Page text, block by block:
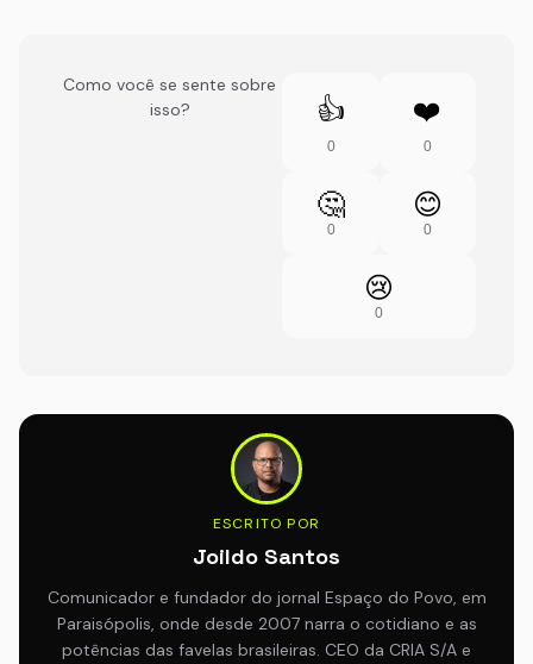
Como você se sente sobre
isso?
👍
0
❤️
0
🤔
0
😊
0
😢
0
ESCRITO POR
Joildo Santos
Comunicador e fundador do jornal Espaço do Povo, em
Paraisópolis, onde desde 2007 narra o cotidiano e as
potências das favelas brasileiras. CEO da CRIA S/A e